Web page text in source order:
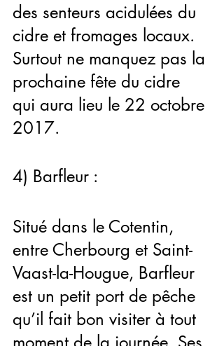
des senteurs acidulées du
cidre et fromages locaux.
Surtout ne manquez pas la
prochaine fête du cidre
qui aura lieu le 22 octobre
2017.
4) Barfleur :
Situé dans le Cotentin,
entre Cherbourg et Saint-
Vaast-la-Hougue, Barfleur
est un petit port de pêche
qu’il fait bon visiter à tout